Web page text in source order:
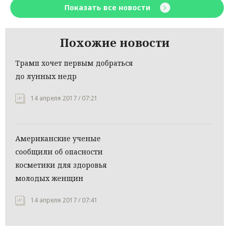
Показать все новости
Похожие новости
Трамп хочет первым добраться
до лунных недр
14 апреля 2017 / 07:21
Американские ученые
сообщили об опасности
косметики для здоровья
молодых женщин
14 апреля 2017 / 07:41